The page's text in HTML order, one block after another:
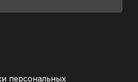
персональных